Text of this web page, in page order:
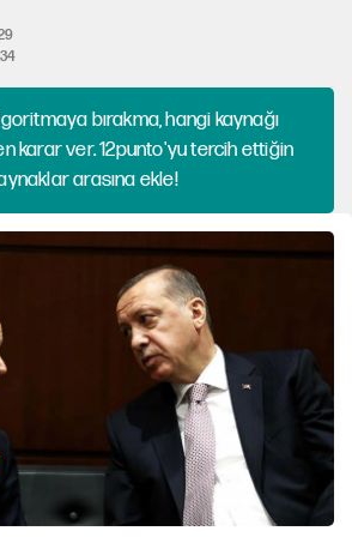
bırakma, hangi kaynağı
karar ver. 12punto'yu tercih ettiğin
arasına ekle!